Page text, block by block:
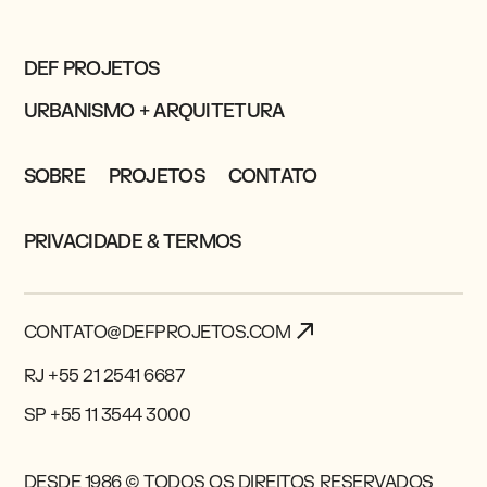
DEF PROJETOS
URBANISMO + ARQUITETURA
SOBRE PROJETOS CONTATO
PRIVACIDADE & TERMOS
CONTATO@DEFPROJETOS.COM
RJ +55 21 2541 6687
SP +55 11 3544 3000